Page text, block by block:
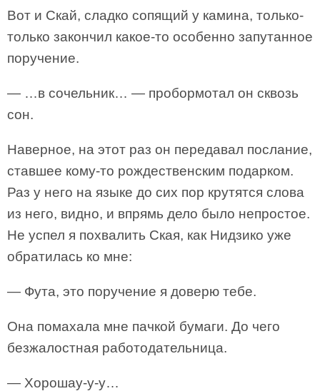
Вот и Скай, сладко сопящий у камина, только-
только закончил какое-то особенно запутанное
поручение.
— …в сочельник… — пробормотал он сквозь
сон.
Наверное, на этот раз он передавал послание,
ставшее кому-то рождественским подарком.
Раз у него на языке до сих пор крутятся слова
из него, видно, и впрямь дело было непростое.
Не успел я похвалить Ская, как Нидзико уже
обратилась ко мне:
— Фута, это поручение я доверю тебе.
Она помахала мне пачкой бумаги. До чего
безжалостная работодательница.
— Хорошау-у-у…